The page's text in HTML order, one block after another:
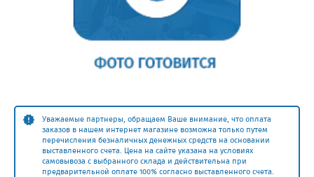
Уважаемые партнеры, обращаем Ваше внимание, что оплата
заказов в нашем интернет магазине возможна только путем
перечисления безналичных денежных средств на основании
выставленного счета. Цена на сайте указана на условиях
самовывоза с выбранного склада и действительна при
предварительной оплате 100% согласно выставленного счета.